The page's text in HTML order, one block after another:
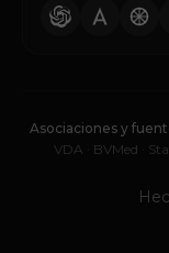
Asociaciones y
VDA
BVMed